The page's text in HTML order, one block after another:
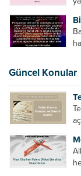
Güncel Konular